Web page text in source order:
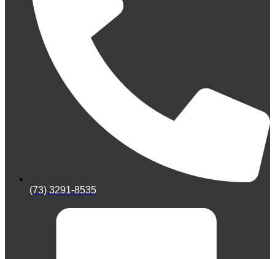
(73) 3291-8535